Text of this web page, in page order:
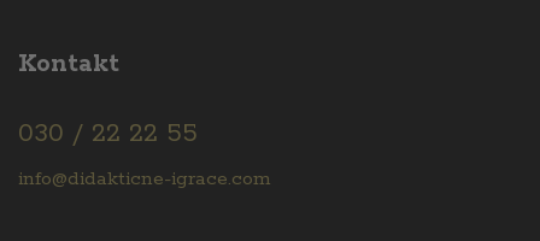
Kontakt
030 / 22 22 55
info@didakticne-igrace.com